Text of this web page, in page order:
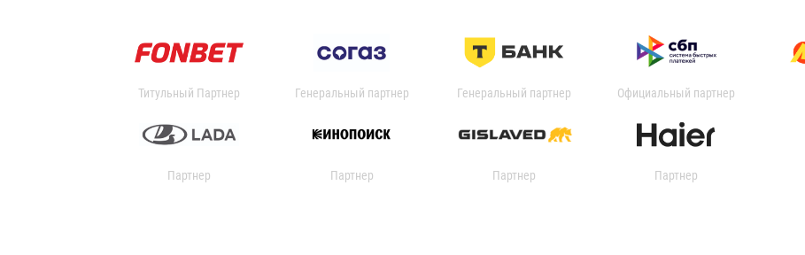
Титульный Партнер Генеральный партнер Генеральный партнер Официальный партнер
Партнер Партнер Партнер Партнер